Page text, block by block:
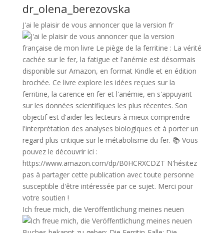
dr_olena_berezovska
J'ai le plaisir de vous annoncer que la version fr
Ich freue mich, die Veröffentlichung meines neuen